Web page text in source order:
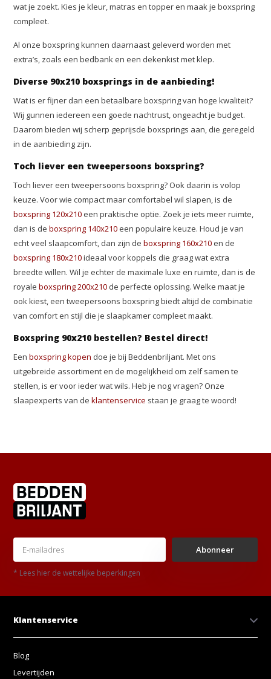
wat je zoekt. Kies je kleur, matras en topper en maak je boxspring
compleet.
Al onze boxspring kunnen daarnaast geleverd worden met
extra’s, zoals een bedbank en een dekenkist met klep.
Diverse 90x210 boxsprings in de aanbieding!
Wat is er fijner dan een betaalbare boxspring van hoge kwaliteit?
Wij gunnen iedereen een goede nachtrust, ongeacht je budget.
Daarom bieden wij scherp geprijsde boxsprings aan, die geregeld
in de aanbieding zijn.
Toch liever een tweepersoons boxspring?
Toch liever een tweepersoons boxspring? Ook daarin is volop
keuze. Voor wie compact maar comfortabel wil slapen, is de
boxspring 120x210 een praktische optie. Zoek je iets meer ruimte,
dan is deboxspring 140x210 een populaire keuze. Houd je van
echt veel slaapcomfort, dan zijn deboxspring 160x210 en de
boxspring 180x210ideaal voor koppels die graag wat extra
breedte willen. Wil je echter de maximale luxe en ruimte, dan is de
royaleboxspring 200x210 de perfecte oplossing. Welke maat je
ook kiest, een tweepersoons boxspring biedt altijd de combinatie
van comfort en stijl die je slaapkamer compleet maakt.
Boxspring 90x210 bestellen? Bestel direct!
Eenboxspring kopen doe je bij Beddenbriljant. Met ons
uitgebreide assortiment en de mogelijkheid om zelf samen te
stellen, is er voor ieder wat wils. Heb je nog vragen? Onze
slaapexperts van deklantenservice staan je graag te woord!
Abonneer
* Lees hier de wettelijke beperkingen
Klantenservice
Blog
Levertijden